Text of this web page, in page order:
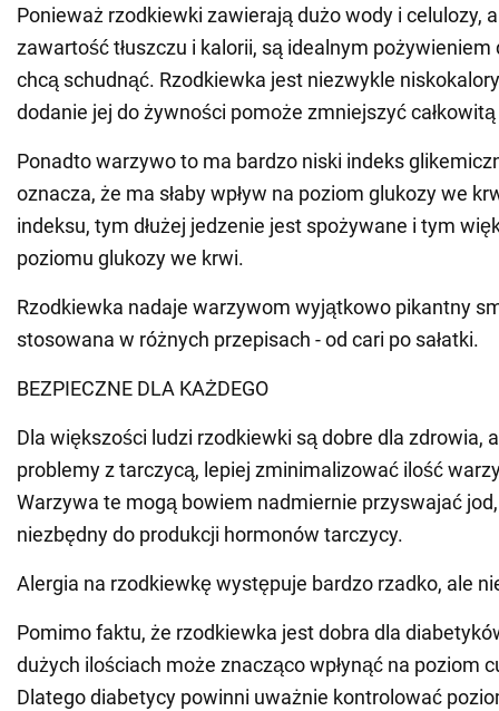
Ponieważ rzodkiewki zawierają dużo wody i celulozy,
zawartość tłuszczu i kalorii, są idealnym pożywieniem
chcą schudnąć. Rzodkiewka jest niezwykle
dodanie jej do żywności pomoże zmniejszyć
Ponadto warzywo to ma bardzo niski indeks
oznacza, że ma słaby wpływ na poziom glukozy we
indeksu, tym dłużej jedzenie jest spożywane i tym
poziomu glukozy we krwi.
Rzodkiewka nadaje warzywom wyjątkowo pikantny
stosowana w różnych przepisach - od cari po sałatki.
BEZPIECZNE DLA KAŻDEGO
Dla większości ludzi rzodkiewki są dobre dla zdrowia,
problemy z tarczycą, lepiej zminimalizować ilość
Warzywa te mogą bowiem nadmiernie przyswajać
niezbędny do produkcji hormonów tarczycy.
Alergia na rzodkiewkę występuje bardzo rzadko, ale
Pomimo faktu, że rzodkiewka jest dobra dla
dużych ilościach może znacząco wpłynąć na poziom
Dlatego diabetycy powinni uważnie kontrolować